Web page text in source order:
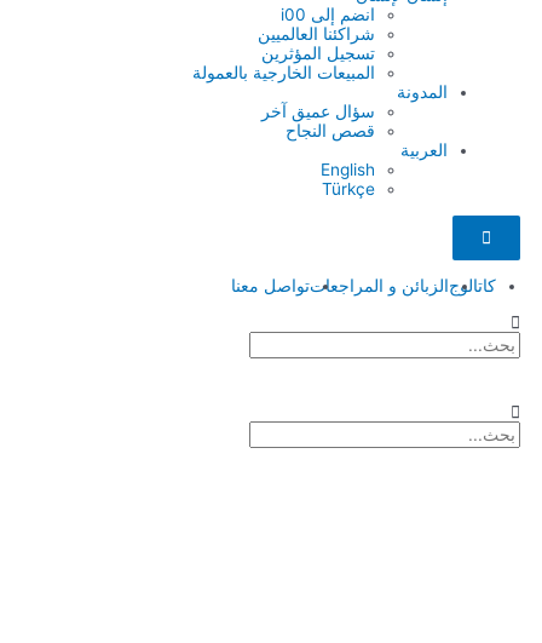
انضم إلى i00
شراكئنا العالميين
تسجيل المؤثرين
المبيعات الخارجية بالعمولة
المدونة
سؤال عميق آخر
قصص النجاح
العربية
English
Türkçe
Hamburger
Toggle
Menu
كاتالوجالزبائن و المراجعاتتواصل معنا